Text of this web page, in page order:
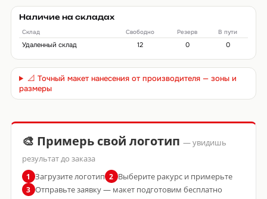
Наличие на складах
Склад Свободно Резерв В пути
Удаленный склад 12 0 0
📐 Точный макет нанесения от производителя — зоны и
размеры
🎨 Примерь свой логотип — увидишь
результат до заказа
1 Загрузите логотип 2 Выберите ракурс и примерьте
3 Отправьте заявку — макет подготовим бесплатно